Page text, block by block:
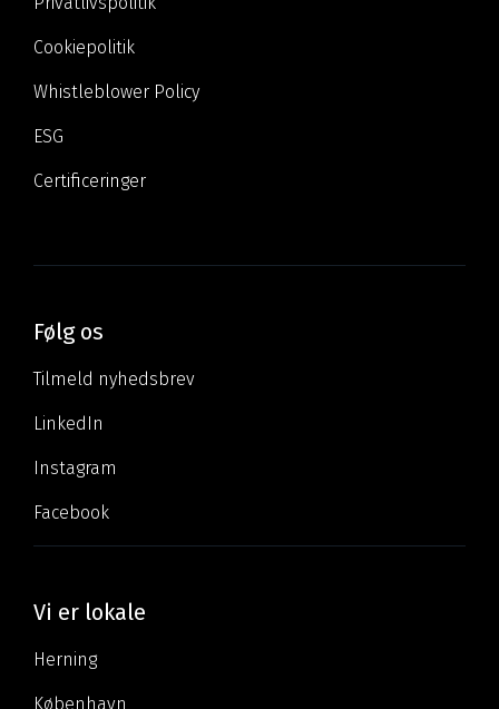
Cookiepolitik
Whistleblower Policy
ESG
Certificeringer
Følg os
Tilmeld nyhedsbrev
LinkedIn
Instagram
Facebook
Vi er lokale
Herning
København